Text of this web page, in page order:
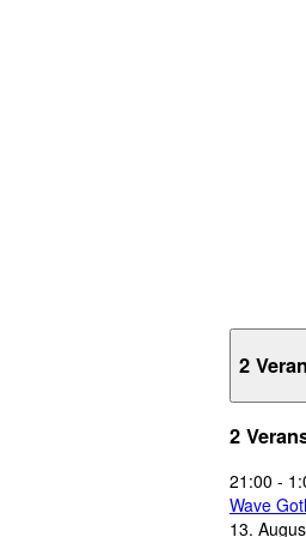
2
2
21:00 -
Wave
13.